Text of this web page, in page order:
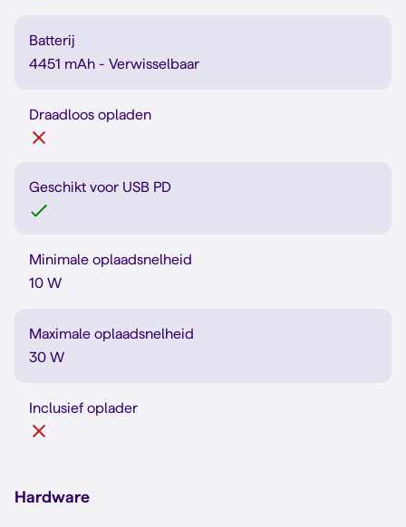
Batterij
4451 mAh - Verwisselbaar
Draadloos opladen
Geschikt voor USB PD
Minimale oplaadsnelheid
10 W
Maximale oplaadsnelheid
30 W
Inclusief oplader
Hardware